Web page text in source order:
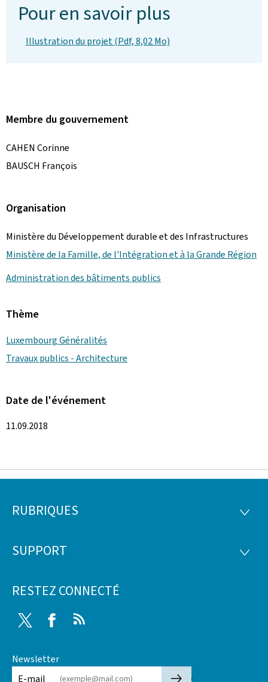
Pour en savoir plus
Illustration du projet (Pdf, 8,02 Mo)
Membre du gouvernement
CAHEN Corinne
BAUSCH François
Organisation
Ministère du Développement durable et des Infrastructures
Ministère de la Famille, de l'Intégration et à la Grande Région
Administration des bâtiments publics
Thème
Luxembourg Généralités
Travaux publics - Architecture
Date de l'événement
11.09.2018
Pied
page
RUBRIQUES
SUPPORT
RESTEZ CONNECTÉ
Twitter Facebook
Newsletter
E-mail
🡒